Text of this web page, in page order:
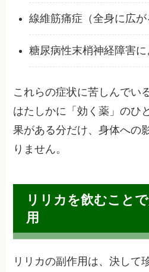
線維筋痛症（全身に広が
糖尿病性末梢神経障害
これらの症状に苦しんでい
はたしかに「効く薬」のひ
果がある分だけ、身体への
りません。
リリカを飲むこと
用
リリカの副作用は、決して